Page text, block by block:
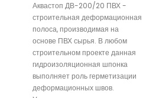
Аквастоп ДВ-200/20 ПВХ -
строительная деформационная
полоса, производимая на
основе ПВХ сырья. В любом
строительном проекте данная
гидроизоляционная шпонка
выполняет роль герметизации
деформационных швов.